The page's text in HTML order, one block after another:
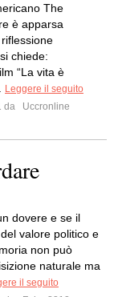
The
è apparsa
chiede:
“La vita è
Leggere il seguito
da
Uccronline
dovere e se il
valore politico e
non può
naturale ma
il seguito